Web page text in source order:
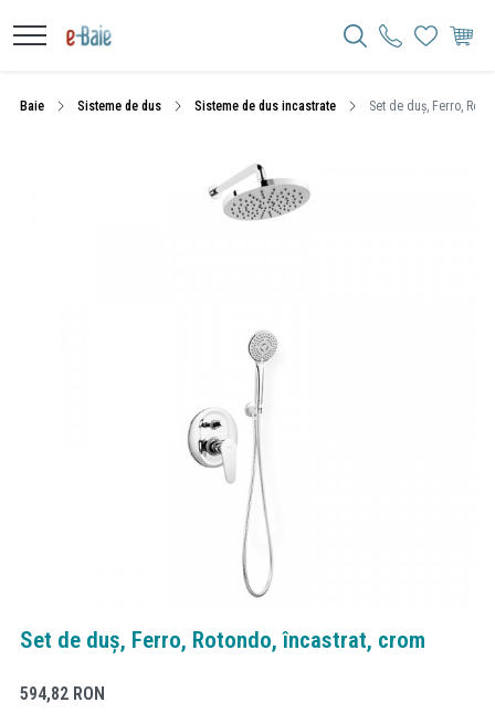
Baie Sisteme de dus Sisteme de dus incastrate Set de duș, Ferro,
Set de duș, Ferro, Rotondo, încastrat, crom
594,82 RON